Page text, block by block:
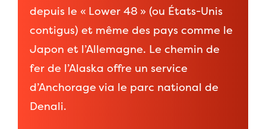
depuis le « Lower 48 » (ou États-Unis
contigus) et même des pays comme le
Japon et l’Allemagne. Le chemin de
fer de l’Alaska offre un service
d’Anchorage via le parc national de
Denali.